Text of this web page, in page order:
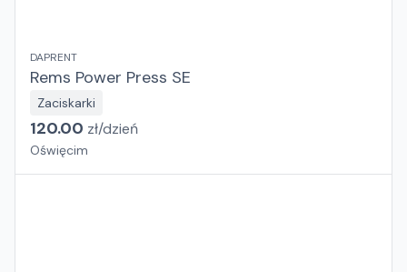
DAPRENT
Rems Power Press SE
Zaciskarki
120.00 zł/dzień
Oświęcim